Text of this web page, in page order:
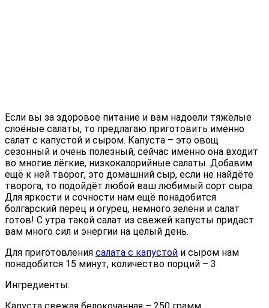
Если вы за здоровое питание и вам надоели тяжёлые
слоёные салаты, то предлагаю приготовить именно
салат с капустой и сыром. Капуста – это овощ
сезонный и очень полезный, сейчас именно она входит
во многие лёгкие, низкокалорийные салаты. Добавим
ещё к ней творог, это домашний сыр, если не найдёте
творога, то подойдёт любой ваш любимый сорт сыра.
Для яркости и сочности нам ещё понадобится
болгарский перец и огурец, немного зелени и салат
готов! С утра такой салат из свежей капусты придаст
вам много сил и энергии на целый день.
Для приготовления салата с капустой и сыром нам
понадобится 15 минут, количество порций – 3.
Ингредиенты: